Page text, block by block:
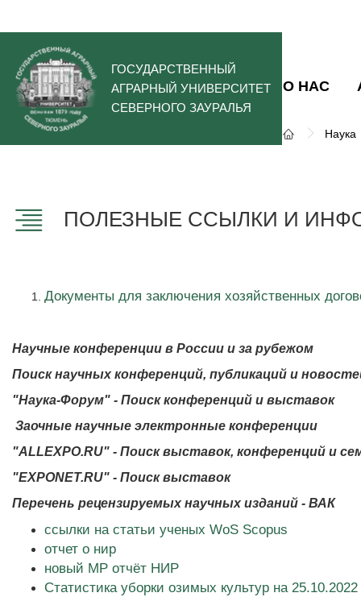
ГОСУДАРСТВЕННЫЙ
АГРАРНЫЙ УНИВЕРСИТЕТ
СЕВЕРНОГО ЗАУРАЛЬЯ
О НАС
Наука
ПОЛЕЗНЫЕ ССЫЛКИ И
Документы для заключения хозяйственных
Научные конференции в России и за рубежом
Поиск научных конференций, публикаций и
"Наука-Форум" - Поиск конференций и выставок
Заочные научные электронные конференции
"ALLEXPO.RU" - Поиск выставок, конференций и
"EXPONET.RU" - Поиск выставок
Перечень рецензируемых научных изданий - ВАК
ссылки на статьи ученых WoS Scopus
отчет о нир
новый МР отчёт НИР
Статистика уборки озимых культур на 25.10.2022